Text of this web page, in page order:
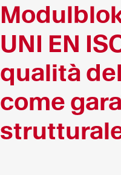
UNI EN
qualità
come